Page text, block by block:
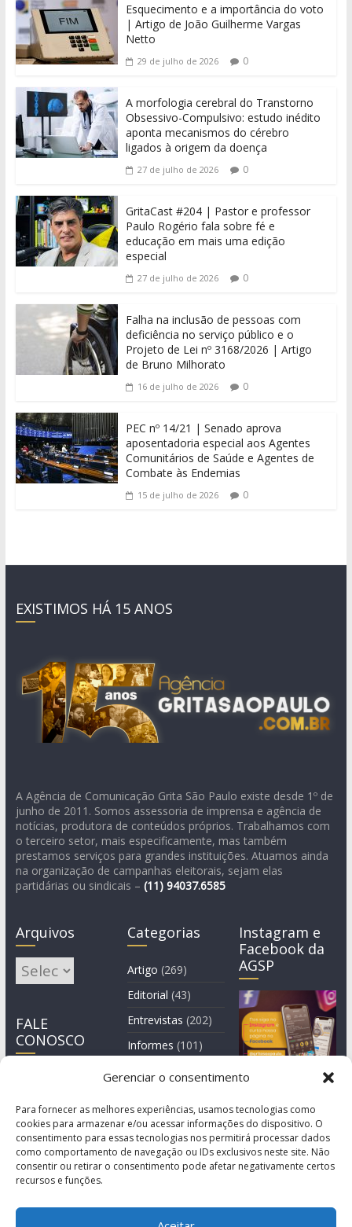
Gerenciar o consentimento
Para fornecer as melhores experiências, usamos tecnologias como
cookies para armazenar e/ou acessar informações do dispositivo. O
consentimento para essas tecnologias nos permitirá processar dados
como comportamento de navegação ou IDs exclusivos neste site. Não
consentir ou retirar o consentimento pode afetar negativamente certos
recursos e funções.
Esquecimento e a importância do voto
| Artigo de João Guilherme Vargas
Netto
29 de julho de 2026 0
A morfologia cerebral do Transtorno
Obsessivo-Compulsivo: estudo inédito
aponta mecanismos do cérebro
ligados à origem da doença
27 de julho de 2026 0
GritaCast #204 | Pastor e professor
Paulo Rogério fala sobre fé e
educação em mais uma edição
especial
27 de julho de 2026 0
Falha na inclusão de pessoas com
deficiência no serviço público e o
Projeto de Lei nº 3168/2026 | Artigo
de Bruno Milhorato
16 de julho de 2026 0
PEC nº 14/21 | Senado aprova
aposentadoria especial aos Agentes
Comunitários de Saúde e Agentes de
Combate às Endemias
15 de julho de 2026 0
EXISTIMOS HÁ 15 ANOS
A Agência de Comunicação Grita São Paulo existe desde 1º de
junho de 2011. Somos assessoria de imprensa e agência de
notícias, produtora de conteúdos próprios. Trabalhamos com
o terceiro setor, mais especificamente, mas também
prestamos serviços para grandes instituições. Atuamos ainda
na organização de campanhas eleitorais, sejam elas
partidárias ou sindicais – (11) 94037.6585
Arquivos
Arquivos
FALE
CONOSCO
Categorias
Artigo (269)
Editorial (43)
Entrevistas (202)
Informes (101)
Manchete
Instagram e
Facebook da
AGSP